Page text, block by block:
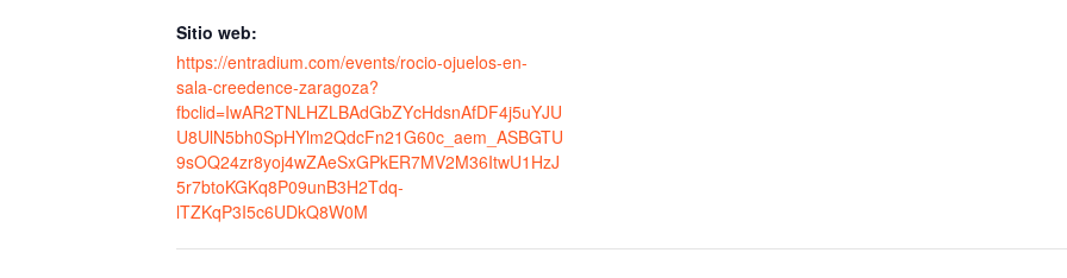
Sitio web:
https://entradium.com/events/rocio-ojuelos-en-
sala-creedence-zaragoza?
fbclid=IwAR2TNLHZLBAdGbZYcHdsnAfDF4j5uYJU
U8UlN5bh0SpHYlm2QdcFn21G60c_aem_ASBGTU
9sOQ24zr8yoj4wZAeSxGPkER7MV2M36ItwU1HzJ
5r7btoKGKq8P09unB3H2Tdq-
lTZKqP3I5c6UDkQ8W0M